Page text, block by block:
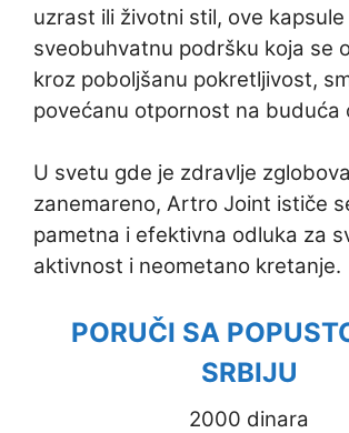
uzrast ili životni stil, ove
sveobuhvatnu podršku koja se
kroz poboljšanu pokretljivost,
povećanu otpornost na buduća
U svetu gde je zdravlje
zanemareno, Artro Joint ističe
pametna i efektivna odluka za
aktivnost i neometano kretanje.
PORUČI SA
SRBIJU
2000 dinara